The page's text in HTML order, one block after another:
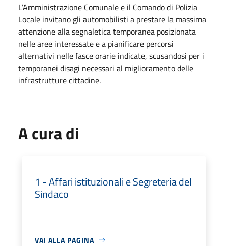
L’Amministrazione Comunale e il Comando di Polizia
Locale invitano gli automobilisti a prestare la massima
attenzione alla segnaletica temporanea posizionata
nelle aree interessate e a pianificare percorsi
alternativi nelle fasce orarie indicate, scusandosi per i
temporanei disagi necessari al miglioramento delle
infrastrutture cittadine.
A cura di
1 - Affari istituzionali e Segreteria del
Sindaco
VAI ALLA PAGINA